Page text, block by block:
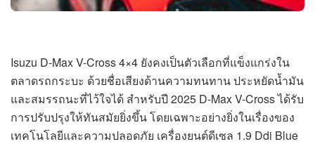
Isuzu D-Max V-Cross 4×4 ยังคงเป็นตัวเลือกที่แข็งแกร่งใน
ตลาดรถกระบะ ด้วยชื่อเสียงด้านความทนทาน ประหยัดน้ำมัน
และสมรรถนะที่ไว้ใจได้ สำหรับปี 2025 D-Max V-Cross ได้รับ
การปรับปรุงให้ทันสมัยยิ่งขึ้น โดยเฉพาะอย่างยิ่งในเรื่องของ
เทคโนโลยีและความปลอดภัย เครื่องยนต์ดีเซล 1.9 Ddi Blue